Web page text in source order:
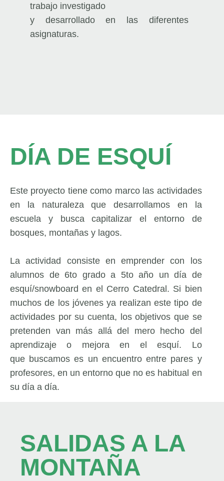
trabajo investigado
y desarrollado en las diferentes
asignaturas.
DÍA DE ESQUÍ
Este proyecto tiene como marco las actividades
en la naturaleza que desarrollamos en la
escuela y busca capitalizar el entorno de
bosques, montañas y lagos.
La actividad consiste en emprender con los
alumnos de 6to grado a 5to año un día de
esquí/snowboard en el Cerro Catedral. Si bien
muchos de los jóvenes ya realizan este tipo de
actividades por su cuenta, los objetivos que se
pretenden van más allá del mero hecho del
aprendizaje o mejora en el esquí. Lo
que buscamos es un encuentro entre pares y
profesores, en un entorno que no es habitual en
su día a día.
SALIDAS A LA
MONTAÑA